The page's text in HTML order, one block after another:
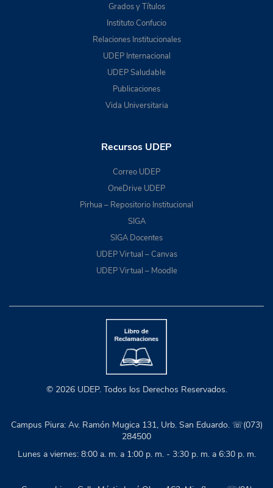
Grados y Títulos
Instituto Confucio
Relaciones Institucionales
UDEP Internacional
UDEP Saludable
Publicaciones
Vida Universitaria
Recursos UDEP
Correo UDEP
OneDrive UDEP
Pirhua – Repositorio Institucional
SIGA
SIGA Docentes
UDEP Virtual – Canvas
UDEP Virtual – Moodle
© 2026 UDEP. Todos los Derechos Reservados.
Campus Piura: Av. Ramón Mugica 131, Urb. San Eduardo. ☏(073)
284500
Lunes a viernes: 8:00 a. m. a 1:00 p. m. - 3:30 p. m. a 6:30 p. m.